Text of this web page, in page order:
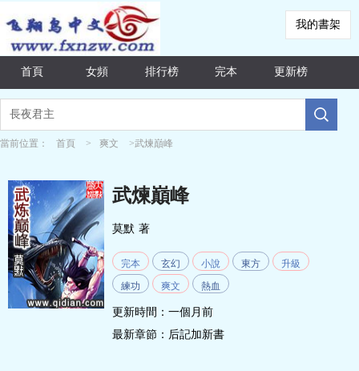
我的書架
首頁 女頻 排行榜 完本 更新榜
當前位置： 首頁 > 爽文 >武煉巔峰
武煉巔峰
莫默 著
完本 玄幻 小說 東方
升級
練功
爽文 熱血
更新時間：一個月前
最新章節： 后記加新書